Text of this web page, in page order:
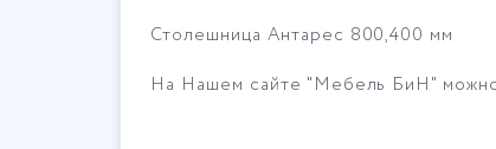
Столешница Антарес 800,400 мм
На Нашем сайте "Мебель БиН"